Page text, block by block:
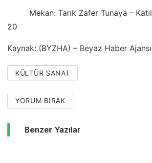
Mekan: Tarık Zafer Tunaya –
20
Kaynak: (BYZHA) – Beyaz Haber Ajansı
KÜLTÜR SANAT
YORUM BIRAK
Benzer Yazılar